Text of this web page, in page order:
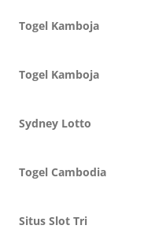
Togel Kamboja
Togel Kamboja
Sydney Lotto
Togel Cambodia
Situs Slot Tri